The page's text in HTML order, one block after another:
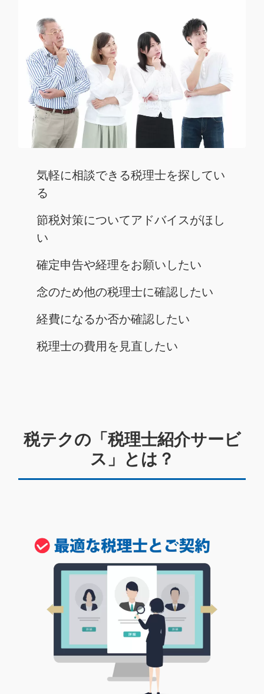
気軽に相談できる税理士を探してい
る
節税対策についてアドバイスがほし
い
確定申告や経理をお願いしたい
念のため他の税理士に確認したい
経費になるか否か確認したい
税理士の費用を見直したい
税テクの「税理士紹介サービ
ス」とは？